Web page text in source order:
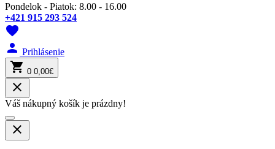
Pondelok - Piatok: 8.00 - 16.00
+421 915 293 524
favorite
person Prihlásenie
shopping_cart 0 0,00€
close
Váš nákupný košík je prázdny!
close